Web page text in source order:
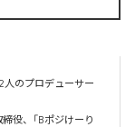
2人のプロデューサー
役、「Bポジけーり